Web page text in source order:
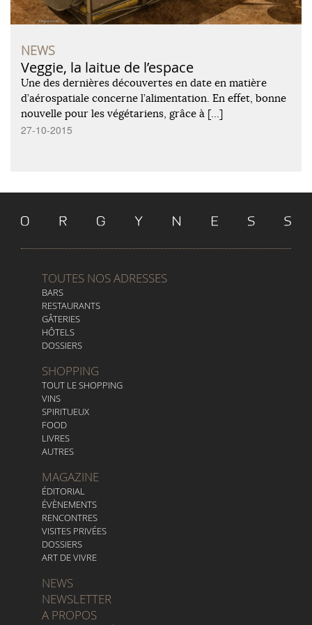
NEWS
Veggie, la laitue de l’espace
Une des dernières découvertes en date en matière
d’aérospatiale concerne l’alimentation. En effet, bonne
nouvelle pour les végétariens, grâce à […]
27-10-2015
TOUTES NOS ADRESSES
BARS
RESTAURANTS
GÂTERIES
HÔTELS
DOSSIERS
SHOPPING
TOUT LE SHOPPING
VINS
SPIRITUEUX
FOOD
LIVRES
AUTRES
MAGAZINE
ÉDITORIAL
ÉVÈNEMENTS
RENCONTRES
VISITES PRIVÉES
DOSSIERS
ART DE VIVRE
NEWS
NEWSLETTER
A PROPOS